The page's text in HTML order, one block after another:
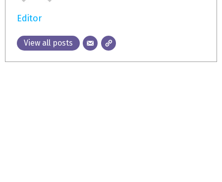
Editor
View all posts